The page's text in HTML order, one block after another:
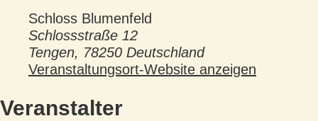
Schloss Blumenfeld
Schlossstraße 12
Tengen, 78250 Deutschland
Veranstaltungsort-Website anzeigen
Veranstalter